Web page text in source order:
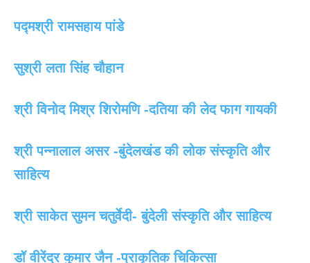
पद्मश्री रामसहाय पांडे
सुश्री लता सिंह चौहान
श्री विनोद मिश्र शिरोमणि -दतिया की लेद फाग गायकी
श्री पन्नालाल असर -बुंदेलखंड की लोक संस्कृति और
साहित्य
श्री साकेत सुमन चतुर्वेदी- बुंदेली संस्कृति और साहित्य
डॉ वीरेंद्र कुमार जैन -प्राकृतिक चिकित्सा